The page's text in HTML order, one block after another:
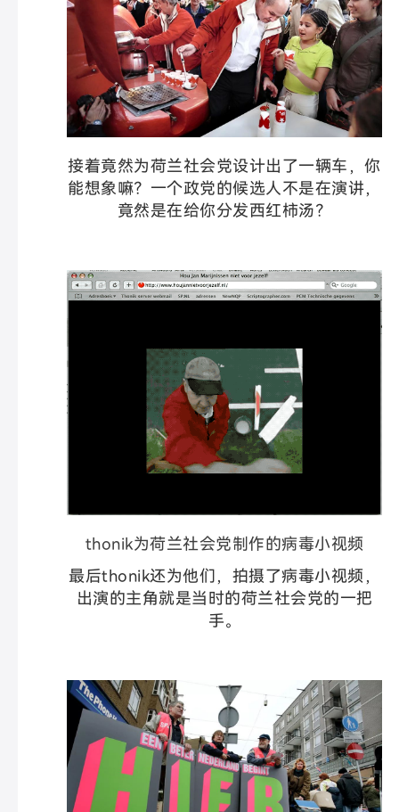
接着竟然为荷兰社会党设计出了一辆车，你
能想象嘛？一个政党的候选人不是在演讲，
竟然是在给你分发西红柿汤？
thonik为荷兰社会党制作的病毒小视频
最后thonik还为他们，拍摄了病毒小视频，
出演的主角就是当时的荷兰社会党的一把
手。